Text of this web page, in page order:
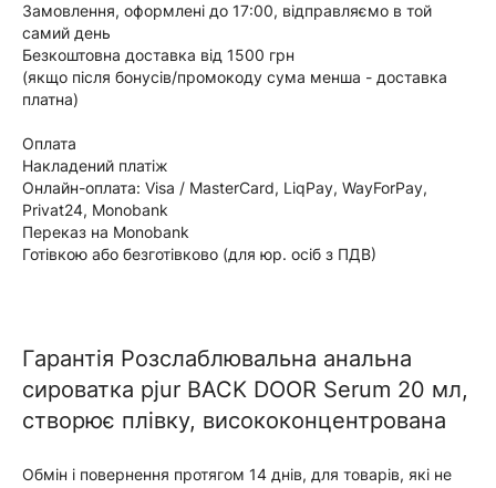
Замовлення, оформлені до 17:00, відправляємо в той
самий день
Безкоштовна доставка від 1500 грн
(якщо після бонусів/промокоду сума менша - доставка
платна)
Оплата
Накладений платіж
Онлайн-оплата: Visa / MasterCard, LiqPay, WayForPay,
Privat24, Monobank
Переказ на Monobank
Готівкою або безготівково (для юр. осіб з ПДВ)
Гарантія Розслаблювальна анальна
сироватка pjur BACK DOOR Serum 20 мл,
створює плівку, висококонцентрована
Обмін і повернення протягом 14 днів, для товарів, які не